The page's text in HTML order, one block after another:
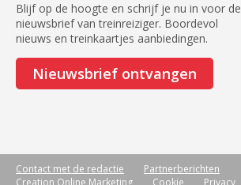
Blijf op de hoogte en schrijf je nu in voor de
nieuwsbrief van treinreiziger. Boordevol
nieuws en treinkaartjes aanbiedingen.
Nieuwsbrief ontvangen
Contact met de redactie
Partnerberichten
Creation Online Marketing
Cookie Privacy